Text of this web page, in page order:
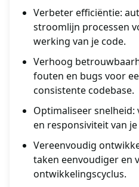
Verbeter efficiëntie:
stroomlijn processen
werking van je code.
Verhoog
fouten en bugs voor
consistente codebase.
Optimaliseer
en responsiviteit van
Vereenvoudig
taken eenvoudiger en
ontwikkelingscyclus.